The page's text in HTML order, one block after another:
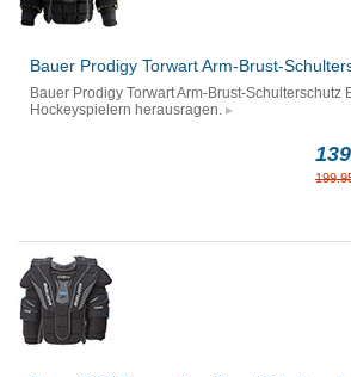
Bauer Prodigy Torwart Arm-Brust-
Bauer Prodigy Torwart Arm-Brust-Schulterschutz
Hockeyspielern herausragen.